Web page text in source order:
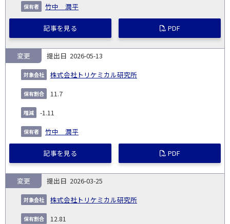
竹中 潤平
記事を見る PDF
2026-05-13
株式会社トリケミカル研究所
変更
11.7
-1.11
竹中 潤平
記事を見る PDF
2026-03-25
株式会社トリケミカル研究所
変更
12.81